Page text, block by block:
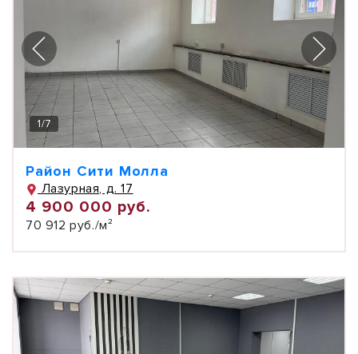
1/7
Район Сити Молла
Лазурная, д. 17
4 900 000 руб.
70 912 руб./м²